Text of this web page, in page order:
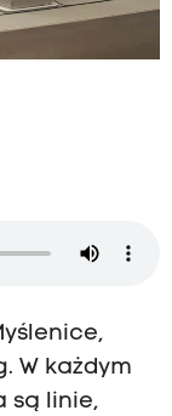
W każdym
są linie,